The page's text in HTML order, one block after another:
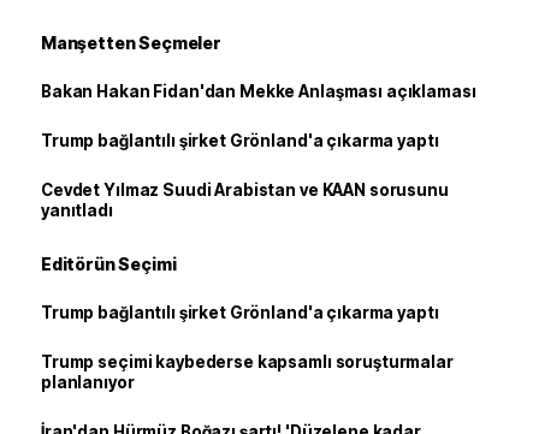
Manşetten Seçmeler
Bakan Hakan Fidan'dan Mekke Anlaşması açıklaması
Trump bağlantılı şirket Grönland'a çıkarma yaptı
Cevdet Yılmaz Suudi Arabistan ve KAAN sorusunu
yanıtladı
Editörün Seçimi
Trump bağlantılı şirket Grönland'a çıkarma yaptı
Trump seçimi kaybederse kapsamlı soruşturmalar
planlanıyor